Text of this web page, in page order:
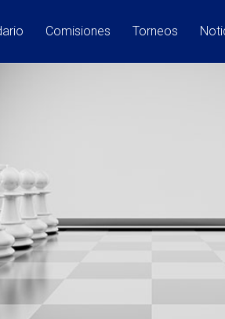
Comisiones Torneos